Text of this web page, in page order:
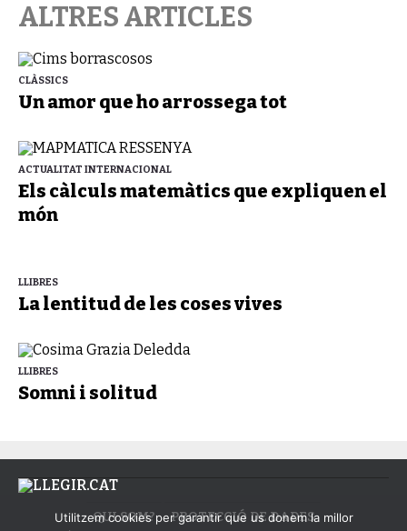
ALTRES ARTICLES
CLÀSSICS
Un amor que ho arrossega tot
ACTUALITAT INTERNACIONAL
Els càlculs matemàtics que expliquen el
món
LLIBRES
La lentitud de les coses vives
LLIBRES
Somni i solitud
QUI SOM? PROTECCIÓ DE DADES
Utilitzem cookies per garantir que us donem la millor